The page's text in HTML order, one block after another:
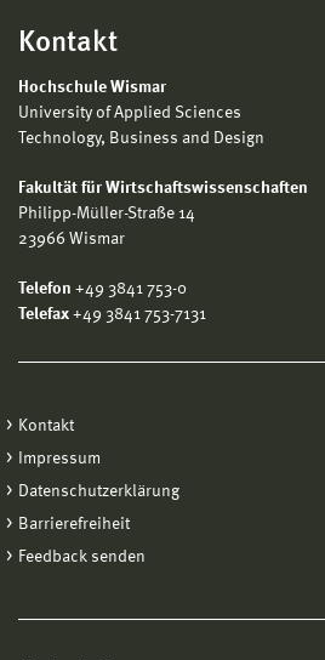
Kontakt
Hochschule Wismar
University of Applied Sciences
Technology, Business and Design
Fakultät für Wirtschaftswissenschaften
Philipp-Müller-Straße 14
23966 Wismar
Telefon +49 3841 753-0
Telefax +49 3841 753-7131
Kontakt
Impressum
Datenschutzerklärung
Barrierefreiheit
Feedback senden